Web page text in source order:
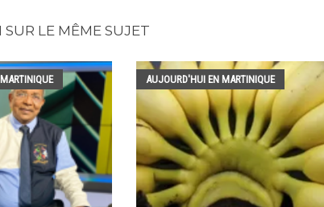
SUR LE MÊME SUJET
AUJOURD'HUI EN MARTINIQUE